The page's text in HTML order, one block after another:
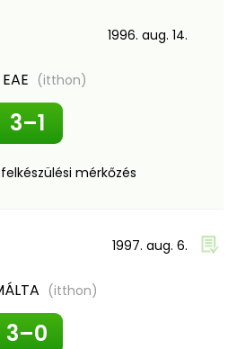
1996. aug. 14.
EAE (itthon)
3–1
mérkőzés
1997. aug. 6.
(itthon)
3–0